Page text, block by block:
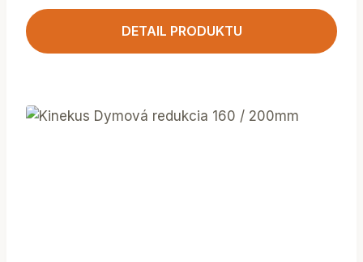
DETAIL PRODUKTU